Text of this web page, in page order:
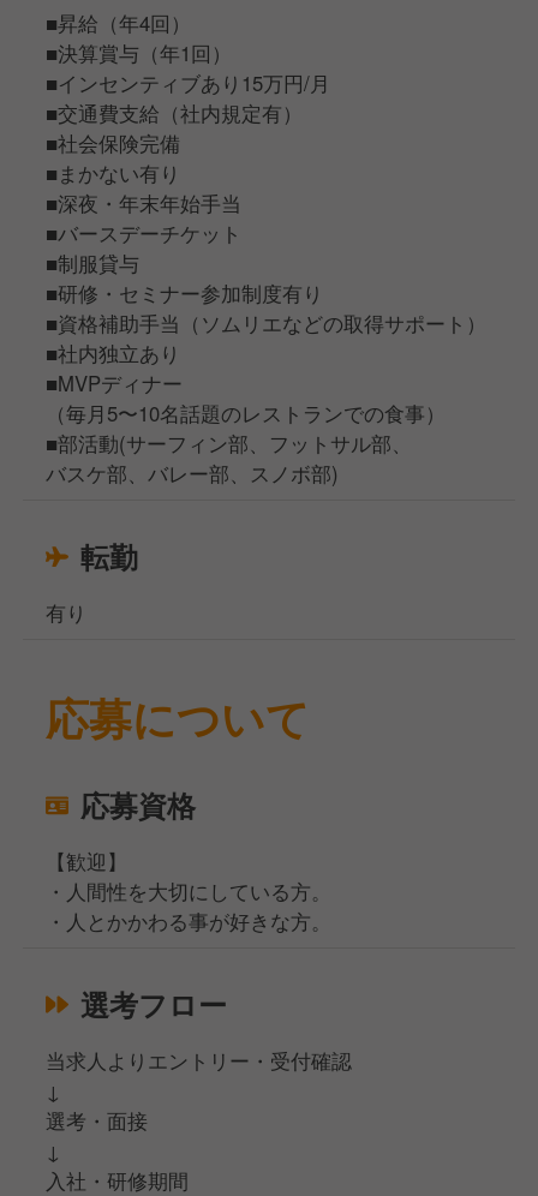
■昇給（年4回）
■決算賞与（年1回）
■インセンティブあり15万円/月
■交通費支給（社内規定有）
■社会保険完備
■まかない有り
■深夜・年末年始手当
■バースデーチケット
■制服貸与
■研修・セミナー参加制度有り
■資格補助手当（ソムリエなどの取得サポート）
■社内独立あり
■MVPディナー
（毎月5〜10名話題のレストランでの食事）
■部活動(サーフィン部、フットサル部、
バスケ部、バレー部、スノボ部)
転勤
有り
応募について
応募資格
【歓迎】
・人間性を大切にしている方。
・人とかかわる事が好きな方。
選考フロー
当求人よりエントリー・受付確認
↓
選考・面接
↓
入社・研修期間